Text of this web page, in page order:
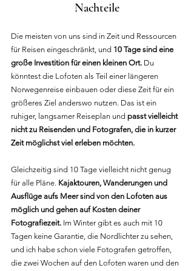
Nachteile
Die meisten von uns sind in Zeit und Ressourcen
für Reisen eingeschränkt, und 10 Tage sind eine
große Investition für einen kleinen Ort. Du
könntest die Lofoten als Teil einer längeren
Norwegenreise einbauen oder diese Zeit für ein
größeres Ziel anderswo nutzen. Das ist ein
ruhiger, langsamer Reiseplan und passt vielleicht
nicht zu Reisenden und Fotografen, die in kurzer
Zeit möglichst viel erleben möchten.
Gleichzeitig sind 10 Tage vielleicht nicht genug
für alle Pläne. Kajaktouren, Wanderungen und
Ausflüge aufs Meer sind von den Lofoten aus
möglich und gehen auf Kosten deiner
Fotografiezeit. Im Winter gibt es auch mit 10
Tagen keine Garantie, die Nordlichter zu sehen,
und ich habe schon viele Fotografen getroffen,
die zwei Wochen auf den Lofoten waren und den